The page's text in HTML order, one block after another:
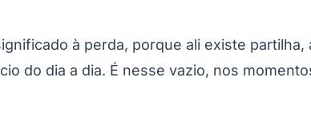
à perda, porque ali existe
do dia a dia. É nesse vazio, nos